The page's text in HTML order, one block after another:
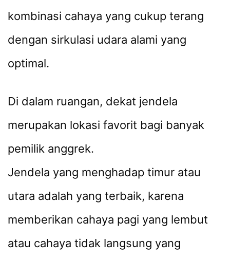
kombinasi cahaya yang cukup terang
dengan sirkulasi udara alami yang
optimal.
Di dalam ruangan, dekat jendela
merupakan lokasi favorit bagi banyak
pemilik anggrek.
Jendela yang menghadap timur atau
utara adalah yang terbaik, karena
memberikan cahaya pagi yang lembut
atau cahaya tidak langsung yang